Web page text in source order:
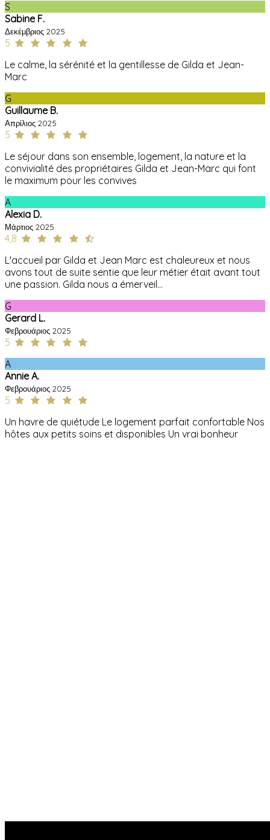
S
Sabine F.
Δεκέμβριος 2025
5
Le calme, la sérénité et la gentillesse de Gilda et Jean-
Marc
G
Guillaume B.
Απρίλιος 2025
5
Le séjour dans son ensemble, logement, la nature et la
convivialité des propriétaires Gilda et Jean-Marc qui font
le maximum pour les convives
A
Alexia D.
Μάρτιος 2025
4,8
L'accueil par Gilda et Jean Marc est chaleureux et nous
avons tout de suite sentie que leur métier était avant tout
une passion. Gilda nous a émerveil...
G
Gerard L.
Φεβρουάριος 2025
5
A
Annie A.
Φεβρουάριος 2025
5
Un havre de quiétude Le logement parfait confortable Nos
hôtes aux petits soins et disponibles Un vrai bonheur